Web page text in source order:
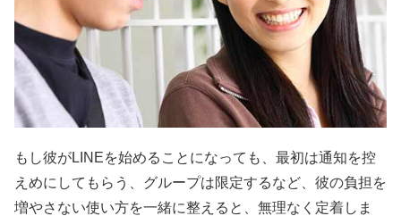
もし彼がLINEを始めることになっても、最初は通知を控
えめにしてもらう、グループは限定するなど、彼の負担を
増やさない使い方を一緒に整えると、無理なく定着しま